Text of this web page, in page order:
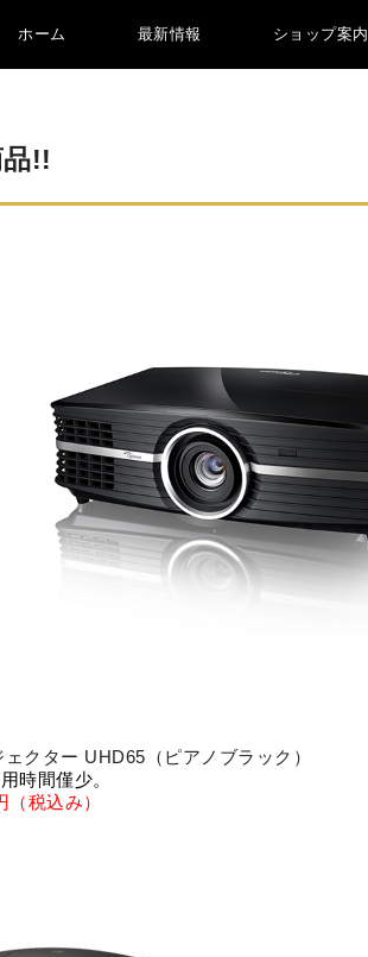
ホーム 最新情報 ショップ案内
!!
クター UHD65（ピアノブラック）
時間僅少。
税込み）